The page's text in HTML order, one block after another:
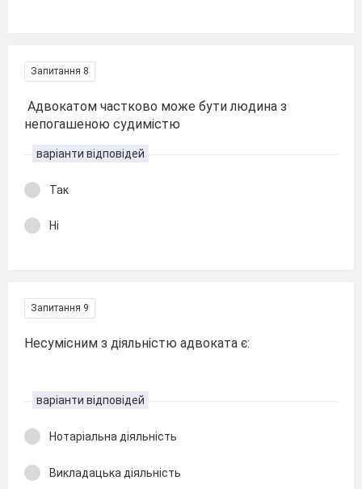
Запитання 8
Адвокатом частково може бути людина з
непогашеною судимістю
варіанти відповідей
Так
Ні
Запитання 9
Несумісним з діяльністю адвоката є:
варіанти відповідей
Нотаріальна діяльність
Викладацька діяльність